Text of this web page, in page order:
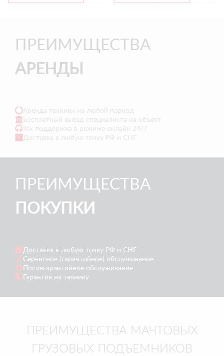
ПРЕИМУЩЕСТВА
АРЕНДЫ
Аренда техники на любой период
Бесплатный выезд специалиста на объект
Тех поддержка в режиме онлайн 24/7
Доставка в любую точку РФ и СНГ
ПРЕИМУЩЕСТВА
ПОКУПКИ
Доставка в любую точку РФ и СНГ
Сервисное (гарантийное) обслуживание
Послегарантийное обслуживание
Гарантия на технику
ПРЕИМУЩЕСТВА МАЧТОВЫХ
ГРУЗОВЫХ ПОДЪЕМНИКОВ